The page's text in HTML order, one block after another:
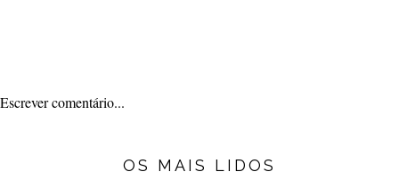
Escrever comentário...
OS MAIS LIDOS